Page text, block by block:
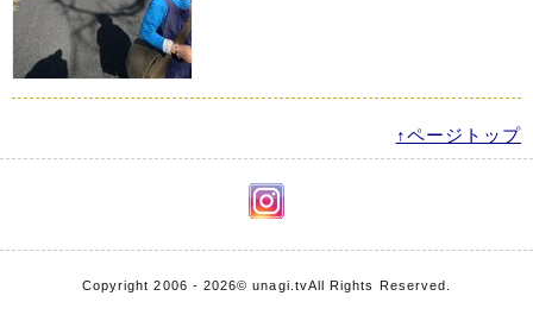
↑ページトップ
Copyright 2006 - 2026© unagi.tvAll Rights Reserved.